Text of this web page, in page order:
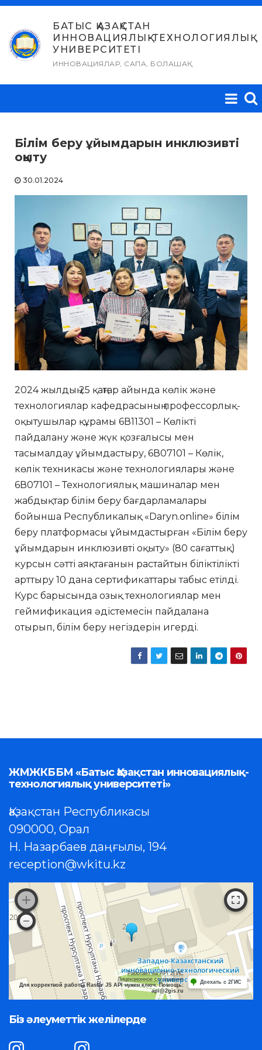
Skip
content
БАТЫС ҚАЗАҚСТАН
ИННОВАЦИЯЛЫҚ-ТЕХНОЛОГИЯЛЫҚ
УНИВЕРСИТЕТІ
ИННОВАЦИЯЛАР, САПА, БОЛАШАҚ
Білім беру ұйымдарын инклюзивті
оқыту
30.01.2024
2024 жылдың 25 қаңтар айында көлік және
технологиялар кафедрасының профессорлық-
оқытушылар құрамы 6В11301 – Көлікті
пайдалану және жүк қозғалысы мен
тасымалдау ұйымдастыру, 6В07101 – Көлік,
көлік техникасы және технологиялары және
6В07101 – Технологиялық машиналар мен
жабдықтар білім беру бағдарламалары
бойынша Республикалық «Daryn.online» білім
беру платформасы ұйымдастырған «Білім беру
ұйымдарын инклюзивті оқыту» (80 сағаттық)
курсын сәтті аяқтағанын растайтын біліктілікті
арттыру 10 дана сертификаттары табыс етілді.
Курс барысында озық технологиялар мен
геймификация әдістемесін пайдалана
отырып, білім беру негіздерін игерді.
ЖМЖКББМ «Батыс Қазақстан инновациялық-
технологиялық университеті»
Қазақстан Республикасы
090000, Орал
Н. Назарбаев даңғылы, 194
reception@wkitu.kz
Работает на API 2ГИС
Лицензионное соглашение
Для корректной работы Raster JS API нужен ключ. Помощь:
api@2gis.ru
Доехать с 2ГИС
Біз әлеуметтік желілерде